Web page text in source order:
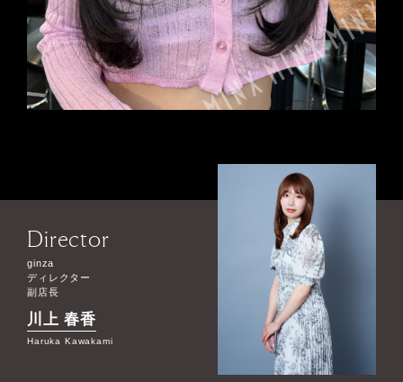
Director
ginza
ディレクター
副店長
川上 春香
Haruka Kawakami